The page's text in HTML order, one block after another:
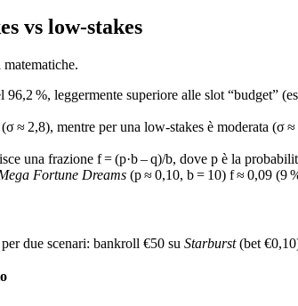
vs low‑stakes
%, leggermente superiore alle slot “budget”
≈ 2,8), mentre per una low‑stakes è moderata
una frazione f = (p·b – q)/b, dove p è la
Fortune Dreams (p ≈ 0,10, b = 10) f ≈ 0,09 (9
due scenari: bankroll €50 su Starburst(bet